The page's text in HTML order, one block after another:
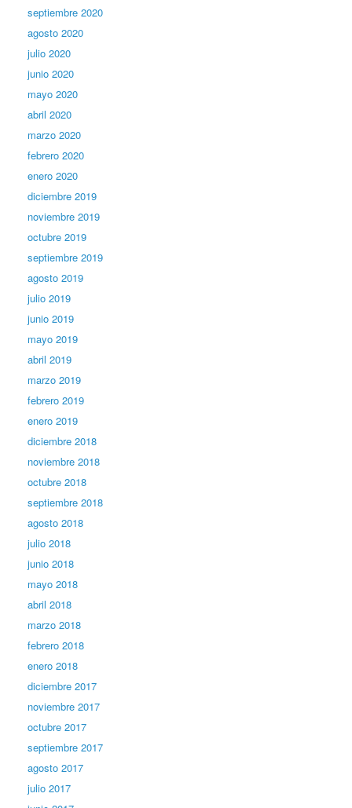
septiembre 2020
agosto 2020
julio 2020
junio 2020
mayo 2020
abril 2020
marzo 2020
febrero 2020
enero 2020
diciembre 2019
noviembre 2019
octubre 2019
septiembre 2019
agosto 2019
julio 2019
junio 2019
mayo 2019
abril 2019
marzo 2019
febrero 2019
enero 2019
diciembre 2018
noviembre 2018
octubre 2018
septiembre 2018
agosto 2018
julio 2018
junio 2018
mayo 2018
abril 2018
marzo 2018
febrero 2018
enero 2018
diciembre 2017
noviembre 2017
octubre 2017
septiembre 2017
agosto 2017
julio 2017